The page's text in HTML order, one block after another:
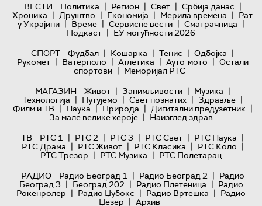
ВЕСТИ Политика | Регион | Свет | Србија данас |
Хроника | Друштво | Економија | Мерила времена | Рат
у Украјини | Време | Сервисне вести | Сматрачница |
Подкаст | ЕУ могућности 2026
СПОРТ
Фудбал | Кошарка | Тенис | Одбојка |
Рукомет | Ватерполо | Атлетика | Ауто-мото | Остали
спортови | Меморијал РТС
МАГАЗИН
Живот | Занимљивости | Музика |
Технологијa | Путујемо | Свет познатих | Здравље |
Филм и ТВ | Наука | Природа | Дигитални предузетник |
За мале велике хероје | Наизглед здрав
ТВ
РТС 1 | РТС 2 | РТС 3 | РТС Свет | РТС Наука |
РТС Драма | РТС Живот | РТС Класика | РТС Коло |
РТС Трезор | РТС Музика | РТС Полетарац
РАДИО
Радио Београд 1 | Радио Београд 2 | Радио
Београд 3 | Београд 202 | Радио Плетеница | Радио
Рокенролер | Радио Џубокс | Радио Вртешка | Радио
Џезер | Архив